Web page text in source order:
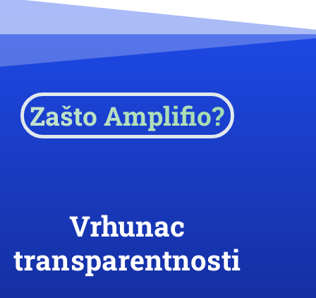
Zašto Amplifio?
Vrhunac
transparentnosti